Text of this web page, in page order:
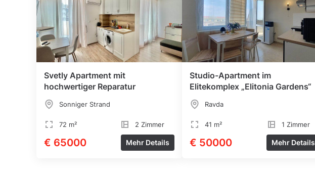
Svetly Apartment mit
hochwertiger Reparatur
Sonniger Strand
72 m² 2 Zimmer
€ 65000 Mehr Details
Studio-Apartment im
Elitekomplex „Elitonia Gardens“
Ravda
41 m² 1 Zimmer
€ 50000 Mehr Details